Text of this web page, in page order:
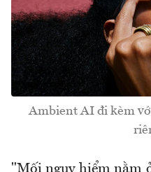
Ambient AI đi kèm
"Mối nguy hiểm nằm